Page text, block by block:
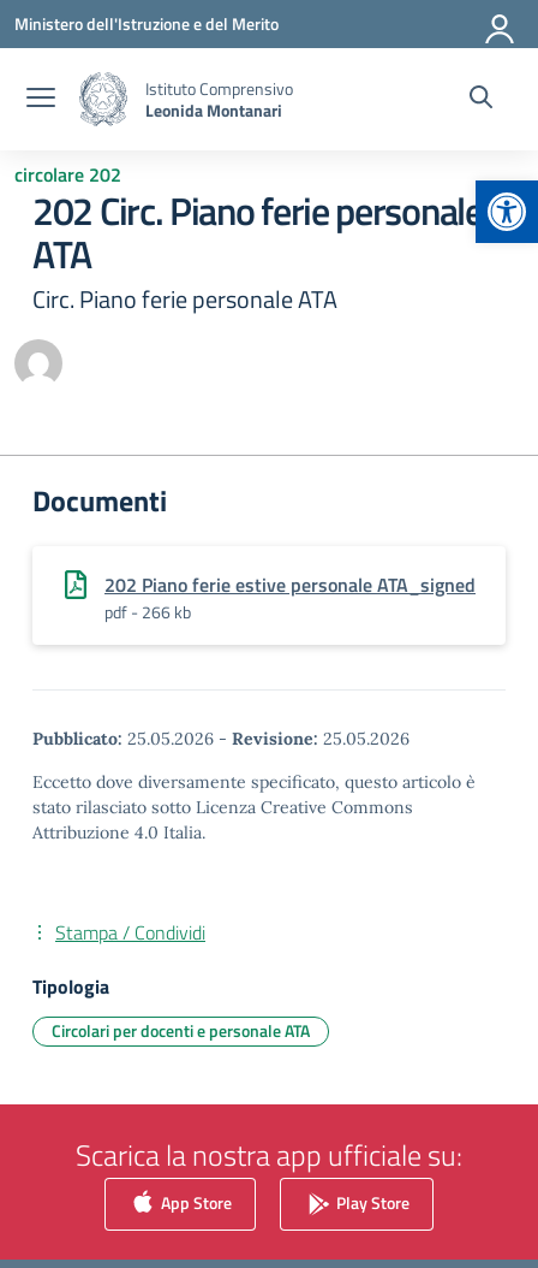
Vai ai contenuti
Vai al menu di navigazione
Vai al footer
Ministero dell'Istruzione e del Merito
Istituto Comprensivo
Leonida Montanari
circolare 202
202 Circ. Piano ferie personale
ATA
Circ. Piano ferie personale ATA
Documenti
202 Piano ferie estive personale ATA_signed
pdf - 266 kb
Pubblicato: 25.05.2026 - Revisione: 25.05.2026
Eccetto dove diversamente specificato, questo articolo è
stato rilasciato sotto Licenza Creative Commons
Attribuzione 4.0 Italia.
Stampa / Condividi
Tipologia
Circolari per docenti e personale ATA
Scarica la nostra app ufficiale su:
App Store Play Store